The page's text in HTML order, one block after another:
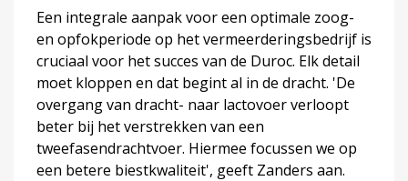
Een integrale aanpak voor een optimale zoog-
en opfokperiode op het vermeerderingsbedrijf is
cruciaal voor het succes van de Duroc. Elk detail
moet kloppen en dat begint al in de dracht. 'De
overgang van dracht- naar lactovoer verloopt
beter bij het verstrekken van een
tweefasendrachtvoer. Hiermee focussen we op
een betere biestkwaliteit', geeft Zanders aan.